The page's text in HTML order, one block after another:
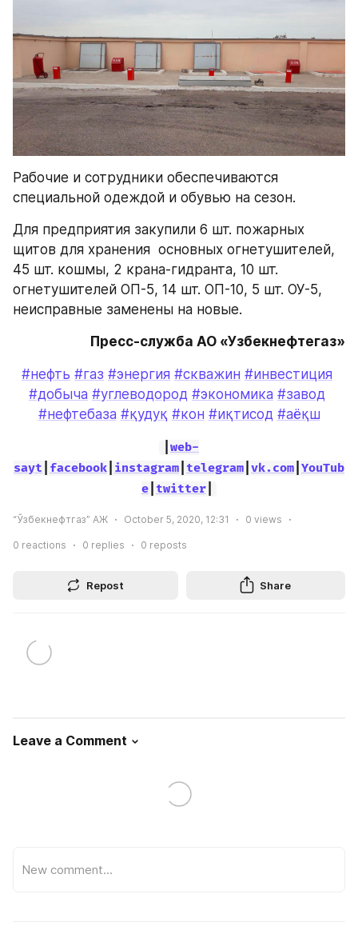
Рабочие и сотрудники обеспечиваются
специальной одеждой и обувью на сезон.
Для предприятия закупили 6 шт. пожарных
щитов для хранения  основных огнетушителей,
45 шт. кошмы, 2 крана-гидранта, 10 шт.
огнетушителей ОП-5, 14 шт. ОП-10, 5 шт. ОУ-5,
неисправные заменены на новые.
Пресс-служба АО «Узбекнефтегаз»
#нефть #газ #энергия #скважин #инвестиция
#добыча #углеводород #экономика #завод
#нефтебаза #қудуқ #кон #иқтисод #аёқш
web-
sayt facebook instagram telegram vk.com YouTub
e| twitter|
“Ўзбекнефтгаз” АЖ October 5, 2020, 12:31 0 views
0 reactions 0 replies 0 reposts
Repost Share
Leave a Comment